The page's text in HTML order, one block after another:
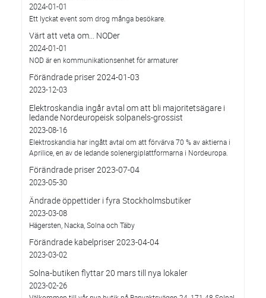
2024-01-01
Ett lyckat event som drog många besökare.
Värt att veta om... NODer
2024-01-01
NOD är en kommunikationsenhet för armaturer
Förändrade priser 2024-01-03
2023-12-03
Elektroskandia ingår avtal om att bli majoritetsägare i
ledande Nordeuropeisk solpanels-grossist
2023-08-16
Elektroskandia har ingått avtal om att förvärva 70 % av aktierna i
Aprilice, en av de ledande solenergiplattformarna i Nordeuropa.
Förändrade priser 2023-07-04
2023-05-30
Ändrade öppettider i fyra Stockholmsbutiker
2023-03-08
Hägersten, Nacka, Solna och Täby
Förändrade kabelpriser 2023-04-04
2023-03-02
Solna-butiken flyttar 20 mars till nya lokaler
2023-02-26